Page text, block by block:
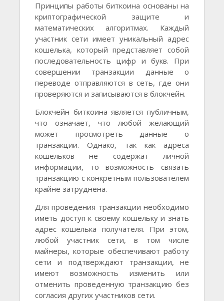
Принципы работы биткоина основаны на
криптографической защите и
математических алгоритмах. Каждый
участник сети имеет уникальный адрес
кошелька, который представляет собой
последовательность цифр и букв. При
совершении транзакции данные о
переводе отправляются в сеть, где они
проверяются и записываются в блокчейн.
Блокчейн биткоина является публичным,
что означает, что любой желающий
может просмотреть данные о
транзакции. Однако, так как адреса
кошельков не содержат личной
информации, то возможность связать
транзакцию с конкретным пользователем
крайне затруднена.
Для проведения транзакции необходимо
иметь доступ к своему кошельку и знать
адрес кошелька получателя. При этом,
любой участник сети, в том числе
майнеры, которые обеспечивают работу
сети и подтверждают транзакции, не
имеют возможность изменить или
отменить проведенную транзакцию без
согласия других участников сети.